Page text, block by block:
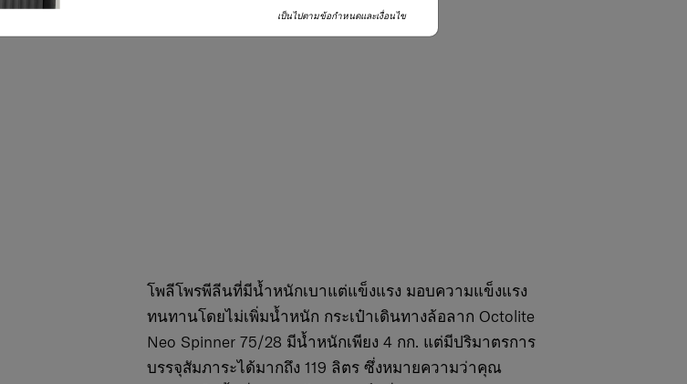
เป็นไปตามข้อกำหนดและเงื่อนไข
โพลีโพรพีลีนที่มีน้ำหนักเบาแต่แข็งแรง มอบความแข็งแรง
ทนทานโดยไม่เพิ่มน้ำหนัก กระเป๋าเดินทางล้อลาก Octolite
Neo Spinner 75/28 มีน้ำหนักเพียง 4 กก. แต่มีปริมาตรการ
บรรจุสัมภาระได้มากถึง 119 ลิตร ซึ่งหมายความว่าคุณ